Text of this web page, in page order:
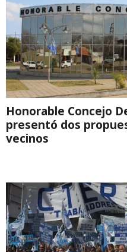
Honorable Concejo
presentó dos
vecinos